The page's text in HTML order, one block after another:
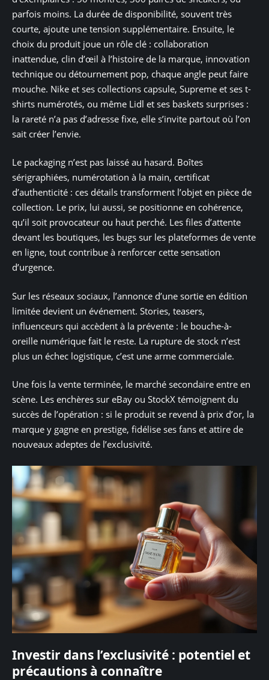
parfois moins. La durée de disponibilité, souvent très
courte, ajoute une tension supplémentaire. Ensuite, le
choix du produit joue un rôle clé : collaboration
inattendue, clin d’œil à l’histoire de la marque, innovation
technique ou détournement pop, chaque angle peut faire
mouche. Nike et ses collections capsule, Supreme et ses t-
shirts numérotés, ou même Lidl et ses baskets surprises :
la rareté n’a pas d’adresse fixe, elle s’invite partout où l’on
sait créer l’envie.
Le packaging n’est pas laissé au hasard. Boîtes
sérigraphiées, numérotation à la main, certificat
d’authenticité : ces détails transforment l’objet en pièce de
collection. Le prix, lui aussi, se positionne en cohérence,
qu’il soit provocateur ou haut perché. Les files d’attente
devant les boutiques, les bugs sur les plateformes de vente
en ligne, tout contribue à renforcer cette sensation
d’urgence.
Sur les réseaux sociaux, l’annonce d’une sortie en édition
limitée devient un événement. Stories, teasers,
influenceurs qui accèdent à la prévente : le bouche-à-
oreille numérique fait le reste. La rupture de stock n’est
plus un échec logistique, c’est une arme commerciale.
Une fois la vente terminée, le marché secondaire entre en
scène. Les enchères sur eBay ou StockX témoignent du
succès de l’opération : si le produit se revend à prix d’or, la
marque y gagne en prestige, fidélise ses fans et attire de
nouveaux adeptes de l’exclusivité.
Investir dans l’exclusivité : potentiel et
précautions à connaître